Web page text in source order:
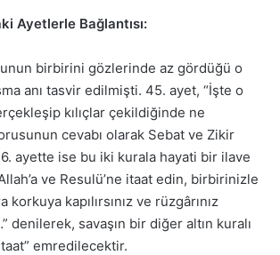
Ayetlerle Bağlantısı:
birbirini gözlerinde az gördüğü o
anı tasvir edilmişti. 45. ayet, “İşte o
kılıçlar çekildiğinde ne
cevabı olarak Sebat ve Zikir
ayette ise bu iki kurala hayati bir ilave
ve Resulü’ne itaat edin, birbirinizle
kapılırsınız ve rüzgârınız
denilerek, savaşın bir diğer altın kuralı
emredilecektir.